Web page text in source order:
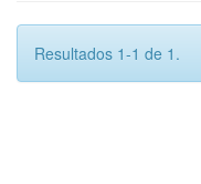
Resultados 1-1 de 1.